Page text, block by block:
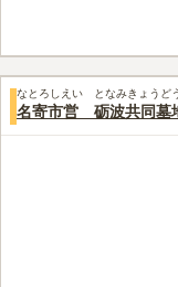
区画（3.3㎡
口コミ評価
この霊園はまだ誰からも
なとろしえい となみきょうど
名寄市営 砺波共同墓